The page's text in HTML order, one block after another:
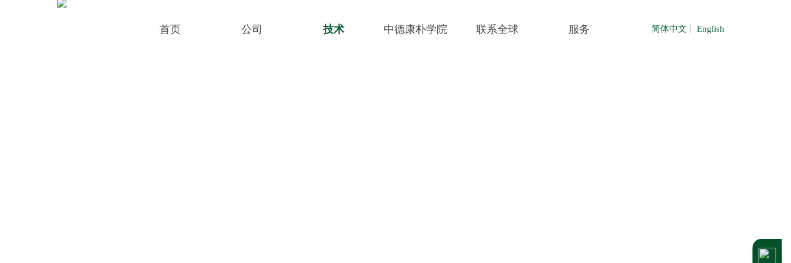
首页 公司 技术 中德康朴学院 联系全球 服务 简体中文 English
联系我